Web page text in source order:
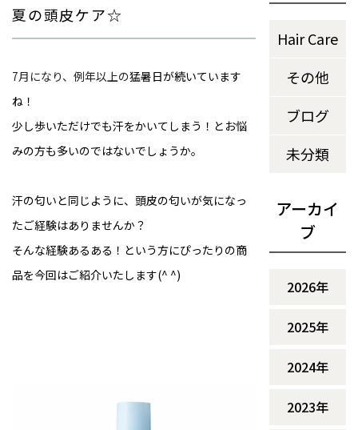
夏の頭皮ケア☆
7月になり、例年以上の猛暑日が続いています
ね！
少し歩いただけでも汗をかいてしまう！とお悩
汗の匂いと同じように、頭皮の匂いが気になっ
たご経験はありませんか？
そんな経験あるある！という方にぴったりの商
品を今回はご紹介いたします(^ ^)
Hair Care
その他
ブログ
未分類
アーカイ
ブ
2026年
2025年
2024年
2023年